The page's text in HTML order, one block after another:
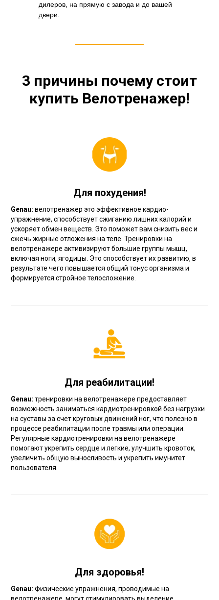
дилеров, на прямую с завода и до вашей
двери.
3 причины почему стоит
купить Велотренажер!
Для похудения!
Genau: велотренажер это эффективное кардио-
упражнение, способствует сжиганию лишних калорий и
ускоряет обмен веществ. Это поможет вам снизить вес и
сжечь жирные отложения на теле. Тренировки на
велотренажере активизируют большие группы мышц,
включая ноги, ягодицы. Это способствует их развитию, в
результате чего повышается общий тонус организма и
формируется стройное телосложение.
Для реабилитации!
Genau: тренировки на велотренажере предоставляет
возможность заниматься кардиотренировкой без нагрузки
на суставы за счет круговых движений ног, что полезно в
процессе реабилитации после травмы или операции.
Регулярные кардиотренировки на велотренажере
помогают укрепить сердце и легкие, улучшить кровоток,
увеличить общую выносливость и укрепить имунитет
пользователя.
Для здоровья!
Genau: Физические упражнения, проводимые на